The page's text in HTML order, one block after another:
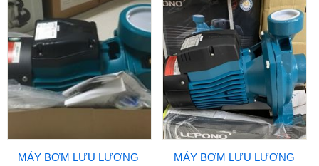
MÁY BƠM LƯU LƯỢNG
MÁY BƠM LƯU LƯỢNG